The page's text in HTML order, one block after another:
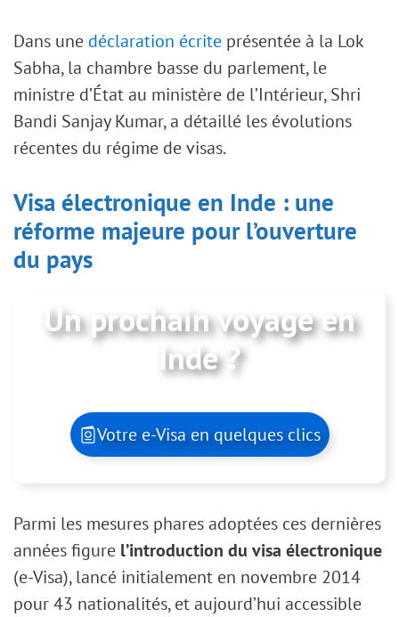
Dans une déclaration écrite présentée à la Lok
Sabha, la chambre basse du parlement, le
ministre d’État au ministère de l’Intérieur, Shri
Bandi Sanjay Kumar, a détaillé les évolutions
récentes du régime de visas.
Visa électronique en Inde : une
réforme majeure pour l’ouverture
du pays
Un prochain voyage en
Inde ?
Votre e-Visa en quelques clics
Parmi les mesures phares adoptées ces dernières
années figure l’introduction du visa électronique
(e-Visa), lancé initialement en novembre 2014
pour 43 nationalités, et aujourd’hui accessible